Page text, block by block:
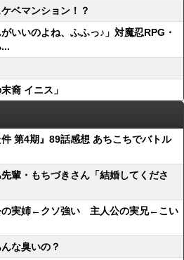
ベマンション！？
いいのよね、ふふっ♪」対魔忍RPG・
裔 イニス」
件 第4期』89話感想 あちこちでバトル
輩・もちづきさん「結婚してくださ
実姉←クソ強い 主人公の実兄←こい
な臭いの？